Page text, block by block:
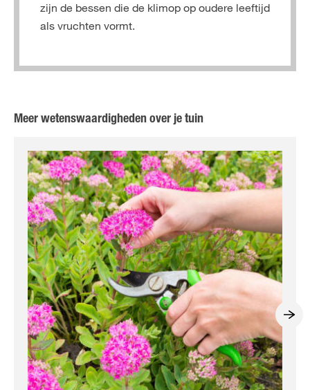
zijn de bessen die de klimop op oudere leeftijd
als vruchten vormt.
Meer wetenswaardigheden over je tuin